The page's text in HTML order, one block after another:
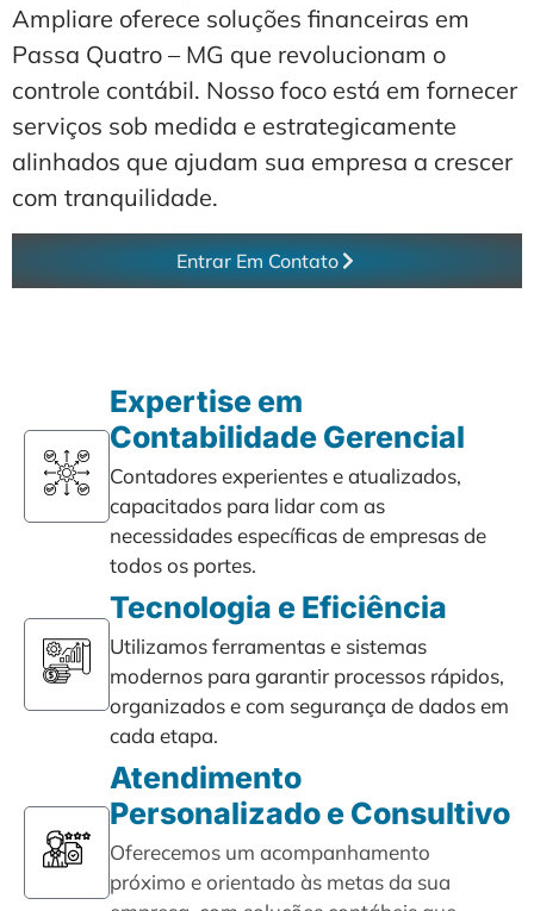
Expertise em
Contabilidade Gerencial
Contadores experientes e atualizados,
capacitados para lidar com as
necessidades específicas de empresas de
todos os portes.
Tecnologia e Eficiência
Utilizamos ferramentas e sistemas
modernos para garantir processos rápidos,
organizados e com segurança de dados em
cada etapa.
Atendimento
Personalizado e Consultivo
Oferecemos um acompanhamento
próximo e orientado às metas da sua
Ampliare oferece soluções financeiras em
Passa Quatro – MG que revolucionam o
controle contábil. Nosso foco está em fornecer
serviços sob medida e estrategicamente
alinhados que ajudam sua empresa a crescer
com tranquilidade.
Entrar Em Contato